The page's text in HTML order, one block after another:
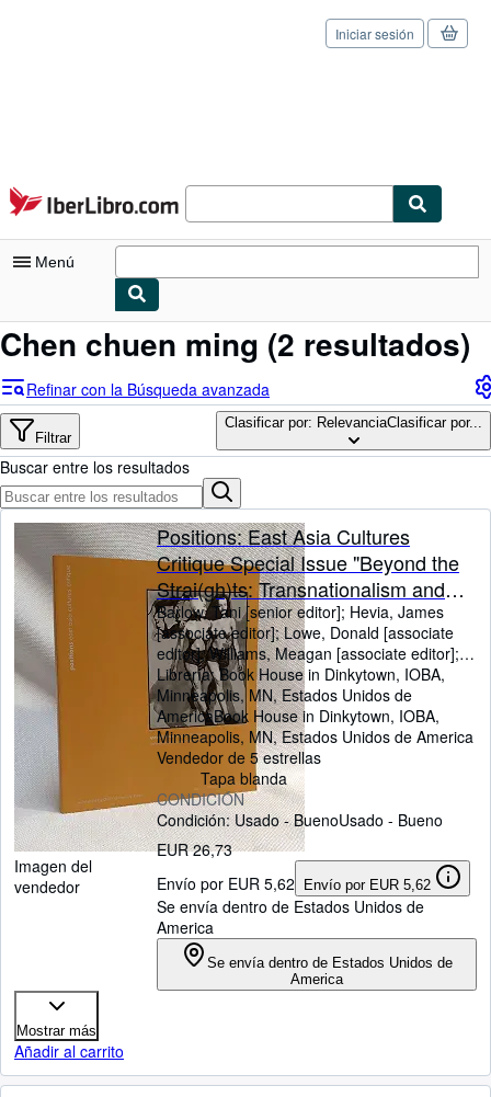
Pasar al contenido principal
IberLibro.com
Iniciar sesión
Menú
Mi cuenta
Consultar mis pedidos
Cerrar sesión
Búsqueda avanzada
Colecciones
Libros antiguos
Arte y coleccionismo
Vendedores
Comenzar a vender
Ayuda
CERRAR
Chen chuen ming (2 resultados)
Refinar con la Búsqueda avanzada
Filtrar
Clasificar por: RelevanciaClasificar por...
Buscar entre los resultados
Imagen del
vendedor
Positions: East Asia Cultures
Critique Special Issue "Beyond the
Strai(gh)ts: Transnationalism and
Chinese Politics" (Vol 18, Number 2,
fall 2010)
Barlow, Tani [senior editor]; Hevia, James
[associate editor];Lowe, Donald [associate
editor];Williams, Meagan [associate editor];
Liu, Petrus [guest editor ;contributor];Rofel,
Lisa [guest editor, contributor];Naifei, Ding
[contributor]; Parry, Amie [contributor];Liu,
Jen-peng [contributor];Huang, Hans Tao-
Ming [contributor];Chen, Yu-Rong
[contributor];Wang, Ping [contributor]
Cui [contributor];Eng, David L. [contributor]
Kang, Wenqing [contributor];He, Xiaopei
[contributor];Ho, Josephine Chuen-juei
[contributor]
Librería:Book House in Dinkytown, IOBA,
Minneapolis, MN, Estados Unidos de
AmericaBook House in Dinkytown, IOBA,
Minneapolis, MN, Estados Unidos de America
Vendedor de 5 estrellas
Tapa blanda
CONDICIÓN
Condición: Usado - BuenoUsado - Bueno
EUR 26,73
Envío por EUR 5,62
Envío por EUR 5,62
Se envía dentro de Estados Unidos de
America
Se envía dentro de Estados Unidos de
America
Mostrar más
Añadir al carrito